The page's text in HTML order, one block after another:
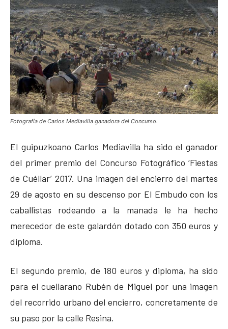
Fotografía de Carlos Mediavilla ganadora del Concurso.
El guipuzkoano Carlos Mediavilla ha sido el ganador
del primer premio del Concurso Fotográfico ‘Fiestas
de Cuéllar’ 2017. Una imagen del encierro del martes
29 de agosto en su descenso por El Embudo con los
caballistas rodeando a la manada le ha hecho
merecedor de este galardón dotado con 350 euros y
diploma.
El segundo premio, de 180 euros y diploma, ha sido
para el cuellarano Rubén de Miguel por una imagen
del recorrido urbano del encierro, concretamente de
su paso por la calle Resina.